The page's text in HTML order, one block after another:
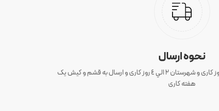
نحوه ارسال
ارسال سفارش های تهران 1 الی 3 روز کاری و شهرستان ٢ الي ٤ روز کاری و ارسال به قشم و کیش یک
هفته کاری